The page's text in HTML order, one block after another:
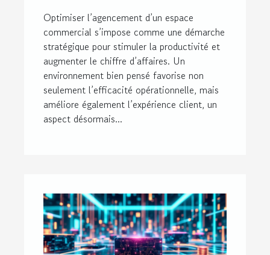
Optimiser l’agencement d’un espace
commercial s’impose comme une démarche
stratégique pour stimuler la productivité et
augmenter le chiffre d’affaires. Un
environnement bien pensé favorise non
seulement l’efficacité opérationnelle, mais
améliore également l’expérience client, un
aspect désormais...